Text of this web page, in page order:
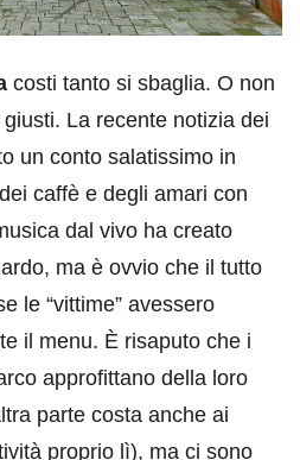
costi tanto si sbaglia. O non
La recente notizia dei
un conto salatissimo in
caffè e degli amari con
dal vivo ha creato
ma è ovvio che il tutto
le “vittime” avessero
il menu. È risaputo che i
approfittano della loro
parte costa anche ai
proprio lì), ma ci sono